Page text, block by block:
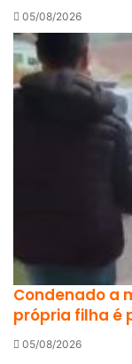
05/08/2026
Condenado a
própria filha é
05/08/2026